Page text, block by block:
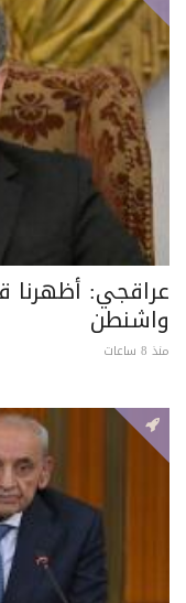
عراقجي: أظهرنا
واشنطن
منذ 8 ساعات